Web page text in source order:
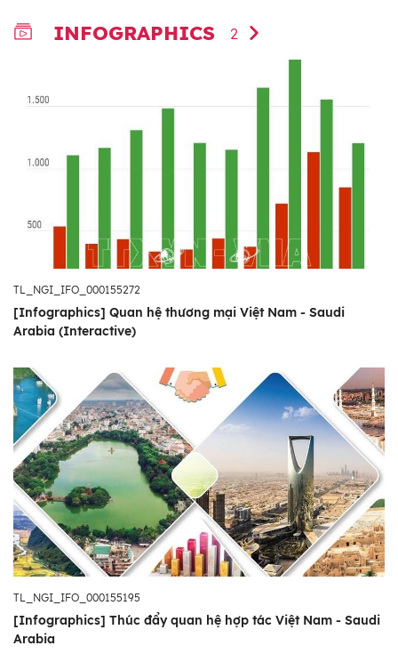
INFOGRAPHICS 2
TL_NGI_IFO_000155272
[Infographics] Quan hệ thương mại Việt Nam - Saudi
Arabia (Interactive)
TL_NGI_IFO_000155195
[Infographics] Thúc đẩy quan hệ hợp tác Việt Nam - Saudi
Arabia